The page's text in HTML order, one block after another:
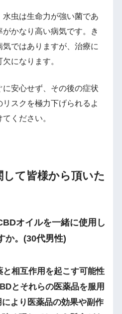
虫は生命力が強い菌であ
かなり高い病気です。き
ではありますが、治療に
になります。
安心せず、その後の症状
スクを極力下げられるよ
ください。
て皆様から頂いた
オイルを一緒に使用し
か。(30代男性)
と相互作用を起こす可能性
とそれらの医薬品を服用
より医薬品の効果や副作